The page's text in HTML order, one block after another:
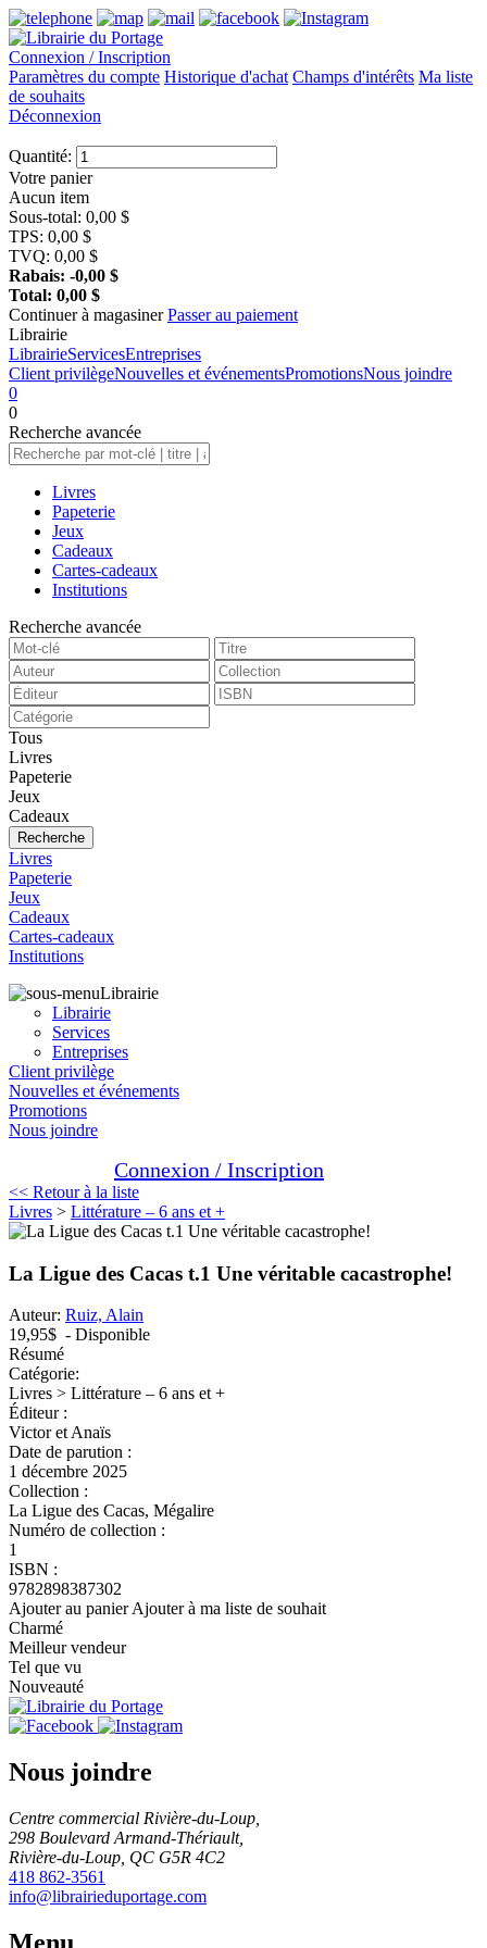
Connexion / Inscription
Paramètres du compte Historique d'achat Champs d'intérêts Ma liste
de souhaits
Déconnexion
Quantité:
Votre panier
Aucun item
Sous-total: 0,00 $
TPS: 0,00 $
TVQ: 0,00 $
Rabais: -0,00 $
Total: 0,00 $
Continuer à magasiner Passer au paiement
Librairie
LibrairieServicesEntreprises
Client privilègeNouvelles et événementsPromotionsNous joindre
0
0
Recherche avancée
Livres
Papeterie
Jeux
Cadeaux
Cartes-cadeaux
Institutions
Recherche avancée
Tous
Livres
Papeterie
Jeux
Cadeaux
Recherche
Livres
Papeterie
Jeux
Cadeaux
Cartes-cadeaux
Institutions
Librairie
Librairie
Services
Entreprises
Client privilège
Nouvelles et événements
Promotions
Nous joindre
Connexion / Inscription
<< Retour à la liste
Livres > Littérature – 6 ans et +
La Ligue des Cacas t.1 Une véritable cacastrophe!
Auteur: Ruiz, Alain
19,95$ - Disponible
Résumé
Catégorie:
Livres > Littérature – 6 ans et +
Éditeur :
Victor et Anaïs
Date de parution :
1 décembre 2025
Collection :
La Ligue des Cacas, Mégalire
Numéro de collection :
1
ISBN :
9782898387302
Ajouter au panierAjouter à ma liste de souhait
Charmé
Meilleur vendeur
Tel que vu
Nouveauté
Nous joindre
Centre commercial Rivière-du-Loup,
298 Boulevard Armand-Thériault,
Rivière-du-Loup, QC G5R 4C2
418 862-3561
info@librairieduportage.com